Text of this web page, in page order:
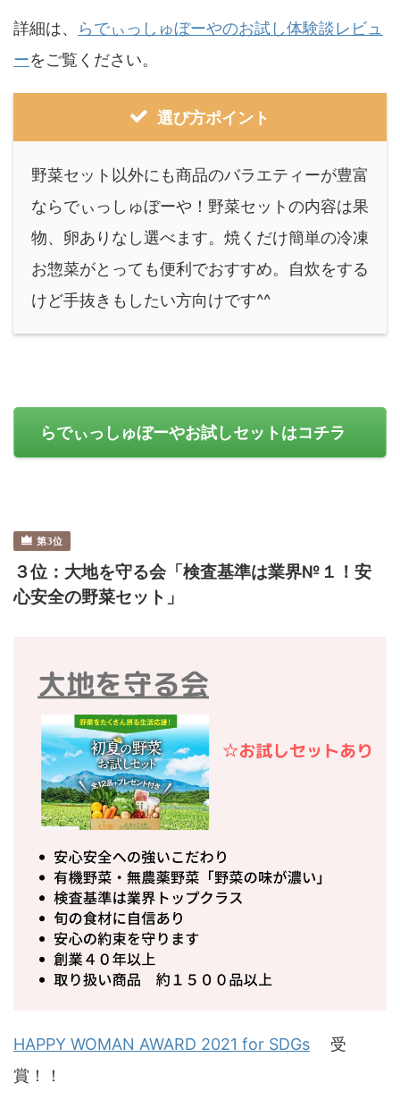
詳細は、
らでぃっしゅぼーやのお試し体験談レビュ
ーをご覧ください。
選び方ポイント
野菜セット以外にも商品のバラエティーが豊富
ならでぃっしゅぼーや！野菜セットの内容は果
物、卵ありなし選べます。焼くだけ簡単の冷凍
お惣菜がとっても便利でおすすめ。自炊をする
けど手抜きもしたい方向けです^^
らでぃっしゅぼーやお試しセットはコチラ
３位：大地を守る会「検査基準は業界№１！安
心安全の野菜セット」
HAPPY WOMAN AWARD 2021 for SDGs 受
賞！！